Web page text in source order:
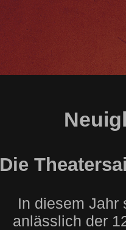
Die
In diesem Jahr
anlässlich der